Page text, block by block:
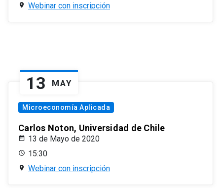
Webinar con inscripción
13 MAY
Microeconomía Aplicada
Carlos Noton, Universidad de Chile
13 de Mayo de 2020
15:30
Webinar con inscripción